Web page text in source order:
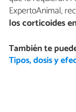
ExpertoAnimal,
los corticoides
También te
Tipos, dosis y